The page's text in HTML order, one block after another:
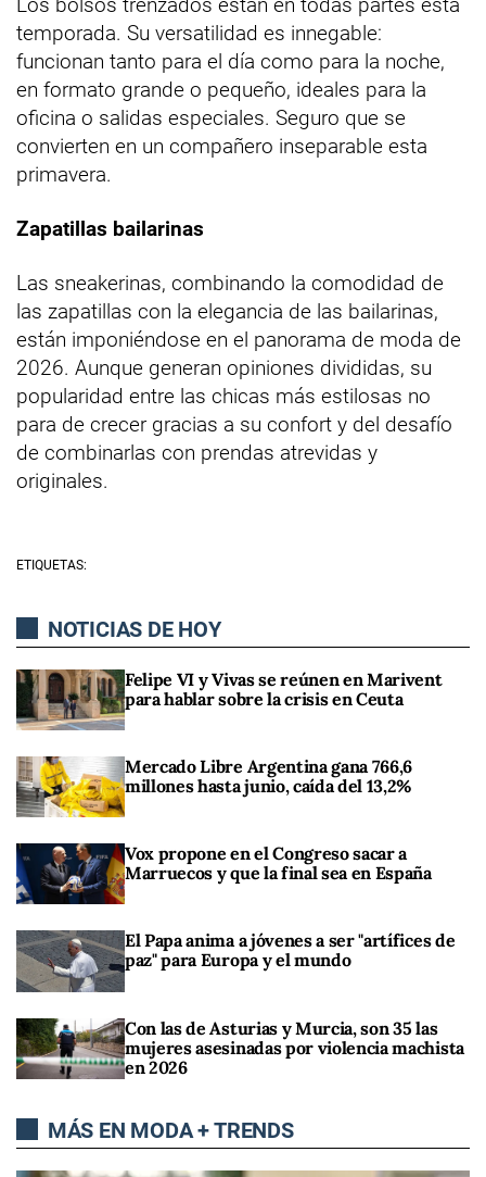
temporada. Su versatilidad es innegable:
funcionan tanto para el día como para la noche,
en formato grande o pequeño, ideales para la
oficina o salidas especiales. Seguro que se
convierten en un compañero inseparable esta
primavera.
Zapatillas bailarinas
Las sneakerinas, combinando la comodidad de
las zapatillas con la elegancia de las bailarinas,
están imponiéndose en el panorama de moda de
2026. Aunque generan opiniones divididas, su
popularidad entre las chicas más estilosas no
para de crecer gracias a su confort y del desafío
de combinarlas con prendas atrevidas y
originales.
ETIQUETAS:
NOTICIAS DE HOY
Felipe VI y Vivas se reúnen en Marivent
para hablar sobre la crisis en Ceuta
Mercado Libre Argentina gana 766,6
millones hasta junio, caída del 13,2%
Vox propone en el Congreso sacar a
Marruecos y que la final sea en España
El Papa anima a jóvenes a ser "artífices de
paz" para Europa y el mundo
Con las de Asturias y Murcia, son 35 las
mujeres asesinadas por violencia machista
en 2026
MÁS EN MODA + TRENDS